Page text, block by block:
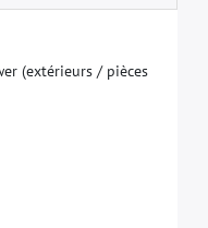
er (extérieurs / pièces